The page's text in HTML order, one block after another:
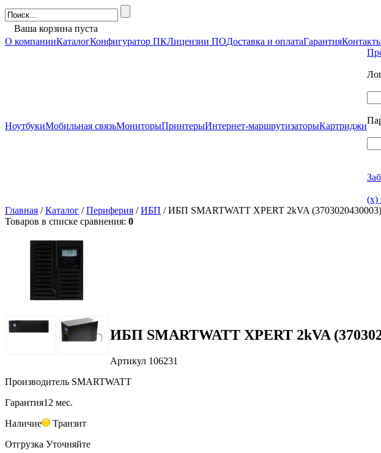
Ваша корзина пуста
О компанииКаталогКонфигуратор ПКЛицензии ПОДоставка и оплатаГарантия
НоутбукиМобильная связьМониторыПринтерыИнтернет-маршрутизаторыКартриджи
(x)
Главная /Каталог /Периферия /ИБП / ИБП SMARTWATT XPERT 2kVA
Товаров в списке сравнения: 0
ИБП SMARTWATT XPERT 2kVA
Артикул 106231
Производитель SMARTWATT
Гарантия12 мес.
Наличие
Транзит
Отгрузка Уточняйте